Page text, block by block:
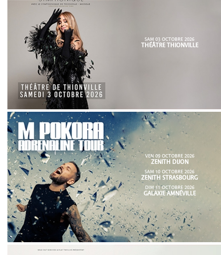
SAM 03 OCTOBRE 2026
THÉÂTRE THIONVILLE
VEN 09 OCTOBRE 2026
ZENITH DIJON
SAM 10 OCTOBRE 2026
ZENITH STRASBOURG
DIM 11 OCTOBRE 2026
GALAXIE AMNÉVILLE